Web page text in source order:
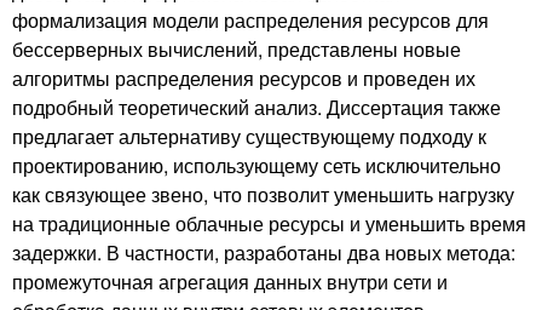
формализация модели распределения ресурсов для
бессерверных вычислений, представлены новые
алгоритмы распределения ресурсов и проведен их
подробный теоретический анализ. Диссертация также
предлагает альтернативу существующему подходу к
проектированию, использующему сеть исключительно
как связующее звено, что позволит уменьшить нагрузку
на традиционные облачные ресурсы и уменьшить время
задержки. В частности, разработаны два новых метода:
промежуточная агрегация данных внутри сети и